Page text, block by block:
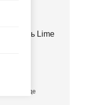
ветвь Lime
на складе